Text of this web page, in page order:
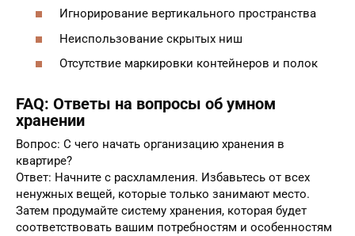
Игнорирование вертикального пространства
Неиспользование скрытых ниш
Отсутствие маркировки контейнеров и полок
FAQ: Ответы на вопросы об умном
хранении
Вопрос: С чего начать организацию хранения в
квартире?
Ответ: Начните с расхламления. Избавьтесь от всех
ненужных вещей, которые только занимают место.
Затем продумайте систему хранения, которая будет
соответствовать вашим потребностям и особенностям